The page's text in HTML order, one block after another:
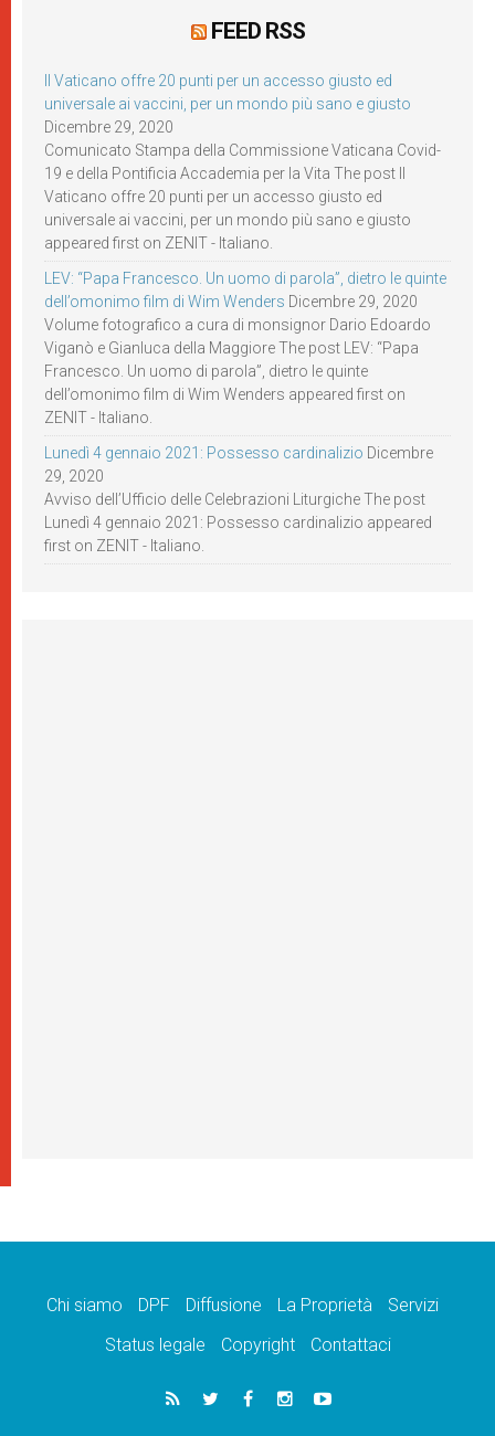
FEED RSS
Il Vaticano offre 20 punti per un accesso giusto ed
universale ai vaccini, per un mondo più sano e giusto
Dicembre 29, 2020
Comunicato Stampa della Commissione Vaticana Covid-
19 e della Pontificia Accademia per la Vita The post Il
Vaticano offre 20 punti per un accesso giusto ed
universale ai vaccini, per un mondo più sano e giusto
appeared first on ZENIT - Italiano.
LEV: “Papa Francesco. Un uomo di parola”, dietro le quinte
dell’omonimo film di Wim Wenders Dicembre 29, 2020
Volume fotografico a cura di monsignor Dario Edoardo
Viganò e Gianluca della Maggiore The post LEV: “Papa
Francesco. Un uomo di parola”, dietro le quinte
dell’omonimo film di Wim Wenders appeared first on
ZENIT - Italiano.
Lunedì 4 gennaio 2021: Possesso cardinalizio Dicembre
29, 2020
Avviso dell’Ufficio delle Celebrazioni Liturgiche The post
Lunedì 4 gennaio 2021: Possesso cardinalizio appeared
first on ZENIT - Italiano.
Chi siamo DPF Diffusione La Proprietà
Servizi
Status legale
Copyright Contattaci